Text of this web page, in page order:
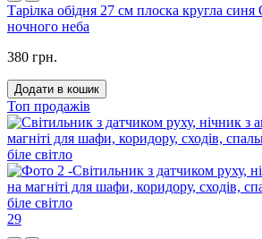
Тарілка обідня 27 см плоска кругла синя
ночного неба
380 грн.
Додати в кошик
Топ продажів
29